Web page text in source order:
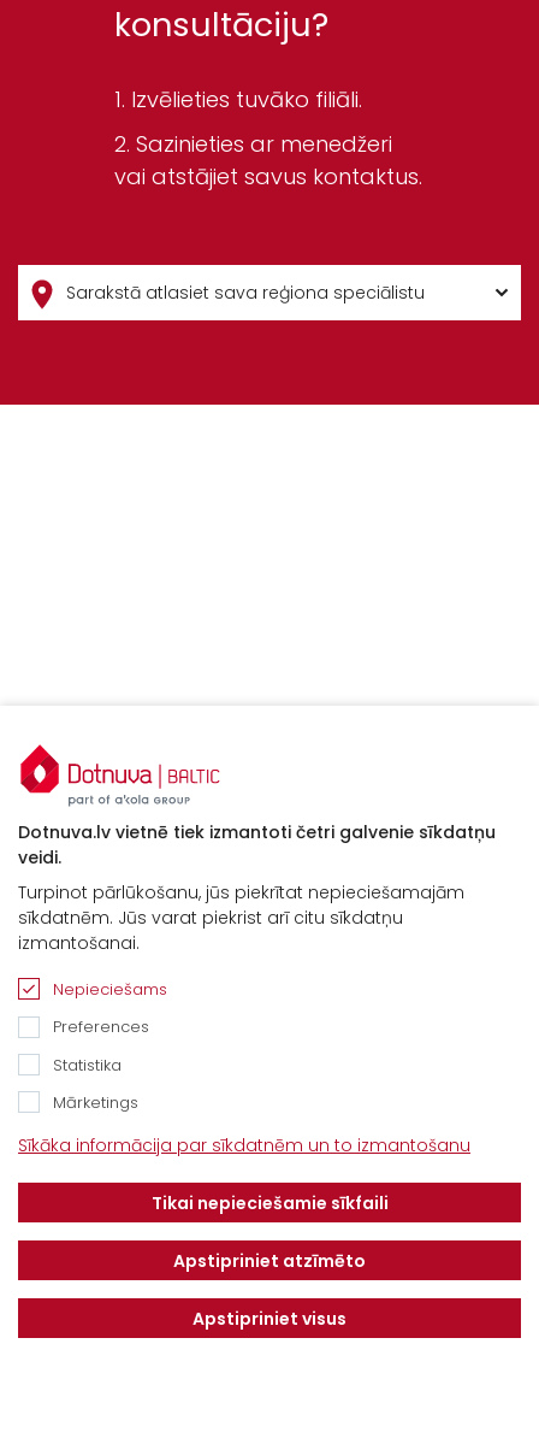
konsultāciju?
Izvēlieties tuvāko filiāli.
Sazinieties ar menedžeri
vai atstājiet savus kontaktus.
Kontakti
“Baltijas Ceļš”, Brankas, Cenu pagasts,
Jelgavas novads, LV-3043
Tel. +371 67913161
E-pasts:
info@dotnuvabaltic.lv
Kontakti
Vakances
Finansējums
Privātuma politika
MAKSĀJUMU KĀRTĪBA UN
NOTEIKUMI
Dotnuva.lv vietnē tiek izmantoti četri galvenie sīkdatņu
veidi.
Turpinot pārlūkošanu, jūs piekrītat nepieciešamajām
sīkdatnēm. Jūs varat piekrist arī citu sīkdatņu
izmantošanai.
Nepieciešams
Preferences
Statistika
Mārketings
Sīkāka informācija par sīkdatnēm un to izmantošanu
Tikai nepieciešamie sīkfaili
Apstipriniet atzīmēto
Apstipriniet visus